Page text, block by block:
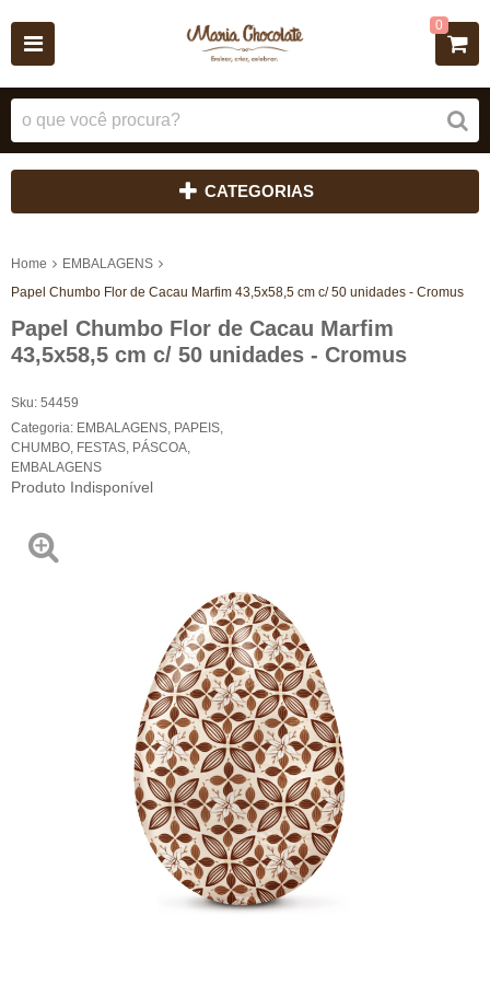
0
CATEGORIAS
Home
EMBALAGENS
Papel Chumbo Flor de Cacau Marfim 43,5x58,5 cm c/ 50 unidades - Cromus
Papel Chumbo Flor de Cacau Marfim
43,5x58,5 cm c/ 50 unidades - Cromus
Sku: 54459
Categoria: EMBALAGENS PAPEIS
CHUMBO FESTAS PÁSCOA
EMBALAGENS
Produto Indisponível